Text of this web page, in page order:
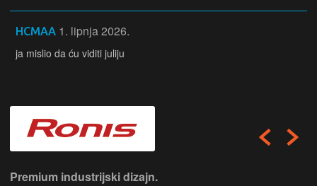
HCMAA 1. lipnja 2026.
ja mislio da ću viditi juliju
Premium industrijski dizajn.